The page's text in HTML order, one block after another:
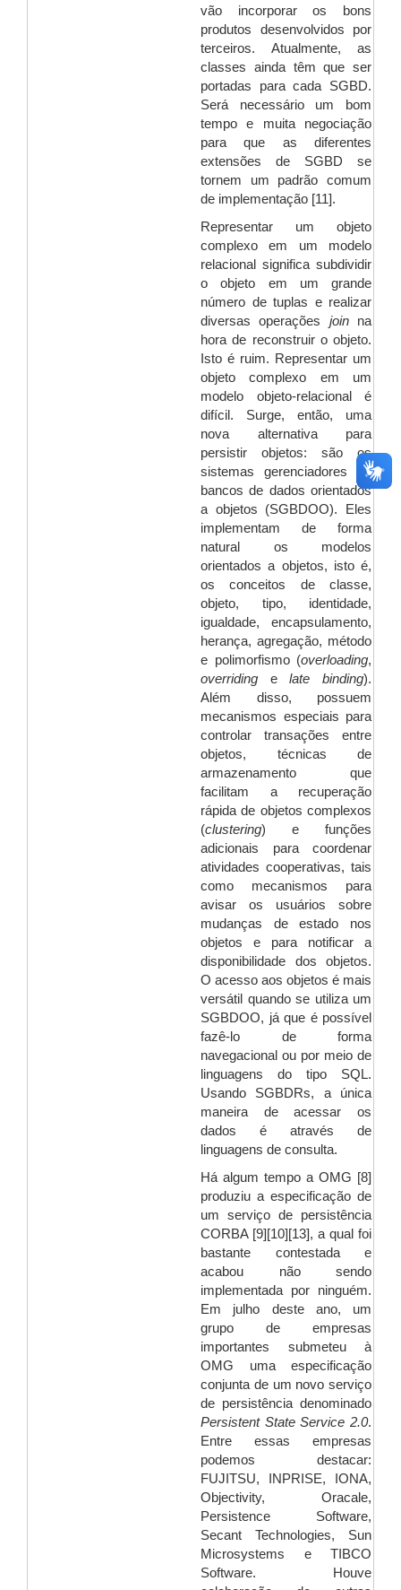
vão incorporar os bons
produtos desenvolvidos por
terceiros. Atualmente, as
classes ainda têm que ser
portadas para cada SGBD.
Será necessário um bom
tempo e muita negociação
para que as diferentes
extensões de SGBD se
tornem um padrão comum
de implementação [11].
Representar um objeto
complexo em um modelo
relacional significa subdividir
o objeto em um grande
número de tuplas e realizar
diversas operações joinna
hora de reconstruir o objeto.
Isto é ruim. Representar um
objeto complexo em um
modelo objeto-relacional é
difícil. Surge, então, uma
nova alternativa para
persistir objetos: são os
sistemas gerenciadores de
bancos de dados orientados
a objetos (SGBDOO). Eles
implementam de forma
natural os modelos
orientados a objetos, isto é,
os conceitos de classe,
objeto, tipo, identidade,
igualdade, encapsulamento,
herança, agregação, método
e polimorfismo (overloading,
overriding elate binding).
Além disso, possuem
mecanismos especiais para
controlar transações entre
objetos, técnicas de
armazenamento que
facilitam a recuperação
rápida de objetos complexos
(clustering) e funções
adicionais para coordenar
atividades cooperativas, tais
como mecanismos para
avisar os usuários sobre
mudanças de estado nos
objetos e para notificar a
disponibilidade dos objetos.
O acesso aos objetos é mais
versátil quando se utiliza um
SGBDOO, já que é possível
fazê-lo de forma
navegacional ou por meio de
linguagens do tipo SQL.
Usando SGBDRs, a única
maneira de acessar os
dados é através de
linguagens de consulta.
Há algum tempo a OMG [8]
produziu a especificação de
um serviço de persistência
CORBA [9][10][13], a qual foi
bastante contestada e
acabou não sendo
implementada por ninguém.
Em julho deste ano, um
grupo de empresas
importantes submeteu à
OMG uma especificação
conjunta de um novo serviço
de persistência denominado
Persistent State Service 2.0.
Entre essas empresas
podemos destacar:
FUJITSU, INPRISE, IONA,
Objectivity, Oracale,
Persistence Software,
Secant Technologies, Sun
Microsystems e TIBCO
Software. Houve